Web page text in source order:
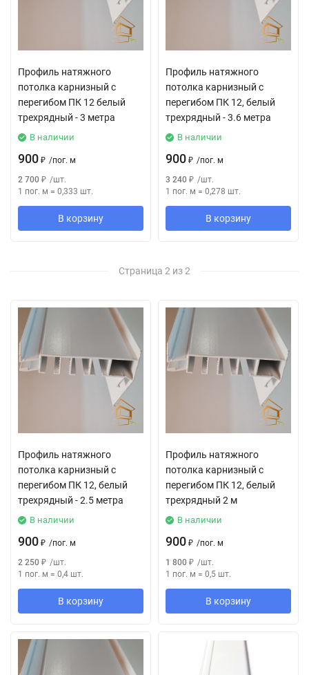
Профиль натяжного
потолка карнизный с
перегибом ПК 12 белый
трехрядный - 3 метра
В наличии
900 ₽ /пог. м
2 700 ₽ /шт.
1 пог. м = 0,333 шт.
В корзину
Профиль натяжного
потолка карнизный с
перегибом ПК 12, белый
трехрядный - 3.6 метра
В наличии
900 ₽ /пог. м
3 240 ₽ /шт.
1 пог. м = 0,278 шт.
В корзину
Страница 2 из 2
Профиль натяжного
потолка карнизный с
перегибом ПК 12, белый
трехрядный - 2.5 метра
В наличии
900 ₽ /пог. м
2 250 ₽ /шт.
1 пог. м = 0,4 шт.
В корзину
Профиль натяжного
потолка карнизный с
перегибом ПК 12, белый
трехрядный 2 м
В наличии
900 ₽ /пог. м
1 800 ₽ /шт.
1 пог. м = 0,5 шт.
В корзину